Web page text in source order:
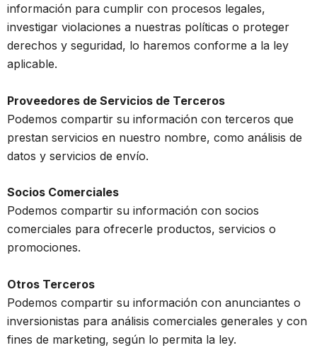
información para cumplir con procesos legales,
investigar violaciones a nuestras políticas o proteger
derechos y seguridad, lo haremos conforme a la ley
aplicable.
Proveedores de Servicios de Terceros
Podemos compartir su información con terceros que
prestan servicios en nuestro nombre, como análisis de
datos y servicios de envío.
Socios Comerciales
Podemos compartir su información con socios
comerciales para ofrecerle productos, servicios o
promociones.
Otros Terceros
Podemos compartir su información con anunciantes o
inversionistas para análisis comerciales generales y con
fines de marketing, según lo permita la ley.